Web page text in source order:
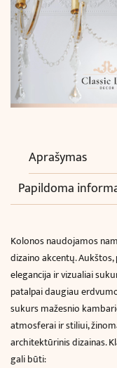
Aprašymas
Papildoma
Kolonos naudojamos
dizaino akcentų.
elegancija ir vizualiai
patalpai daugiau
sukurs mažesnio
atmosferai ir stiliui,
architektūrinis dizainas.
gali būti: